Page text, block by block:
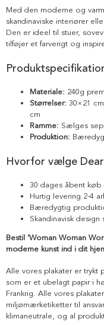
Med den moderne og
skandinaviske interiører
Den er ideel til stuer,
tilføjer et farverigt og
Materiale: 240g
Størrelser: 30×21
cm
Ramme: Sælges
Produktion:
Hvorfor vælge Dear
30 dages åbent køb
Hurtig levering 2-4
Bæredygtig
Skandinavisk design
Bestil 'Woman Woman
moderne kunst ind i dit
Alle vores plakater er trykt
som er et ubelagt papir i
Frankrig. Alle vores
miljømærketiketter til
klimaneutrale, og al